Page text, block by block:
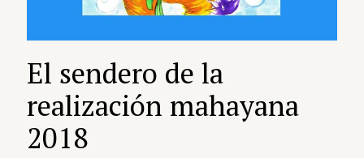
El sendero de la
realización mahayana
2018